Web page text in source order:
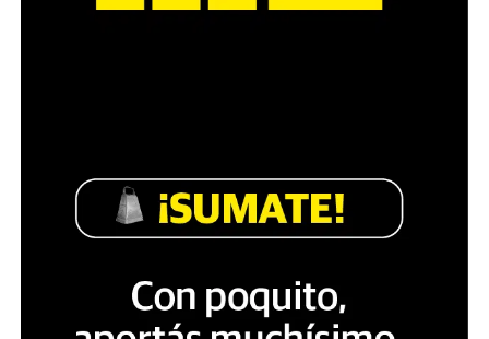
mamá de Lucía Pérez
“Estamos como el día 1”. La frase de la madre de la joven
asesinada en 2016 remite a aquel año: cuando
asesinado a su hija, hasta hoy, dos juicios después, pues la
impunidad sigue consagrada. De motivar el Primer Paro